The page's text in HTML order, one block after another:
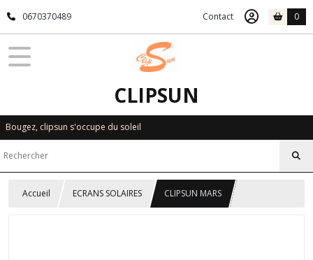
0670370489 Contact 0
CLIPSUN
Bougez, clipsun s'occupe du soleil
Accueil ECRANS SOLAIRES CLIPSUN MARS